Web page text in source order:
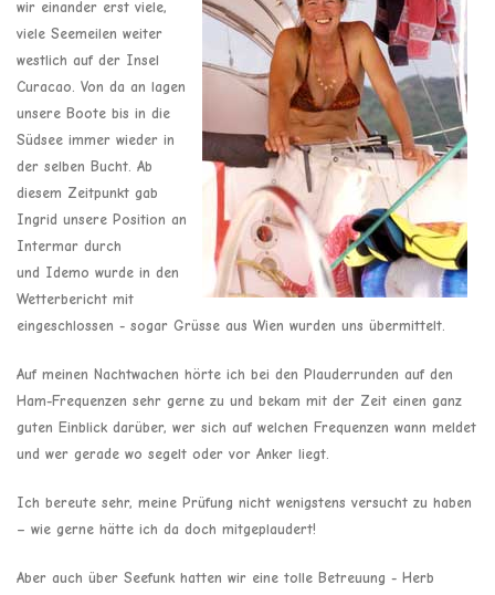
wir einander erst viele,
viele Seemeilen weiter
westlich auf der Insel
Curacao. Von da an lagen
unsere Boote bis in die
Südsee immer wieder in
der selben Bucht. Ab
diesem Zeitpunkt gab
Ingrid unsere Position an
Intermar durch
und Idemo wurde in den
Wetterbericht mit
eingeschlossen - sogar Grüsse aus Wien wurden uns übermittelt.
Auf meinen Nachtwachen hörte ich bei den Plauderrunden auf den
Ham-Frequenzen sehr gerne zu und bekam mit der Zeit einen ganz
guten Einblick darüber, wer sich auf welchen Frequenzen wann meldet
und wer gerade wo segelt oder vor Anker liegt.
Ich bereute sehr, meine Prüfung nicht wenigstens versucht zu haben
– wie gerne hätte ich da doch mitgeplaudert!
Aber auch über Seefunk hatten wir eine tolle Betreuung - Herb